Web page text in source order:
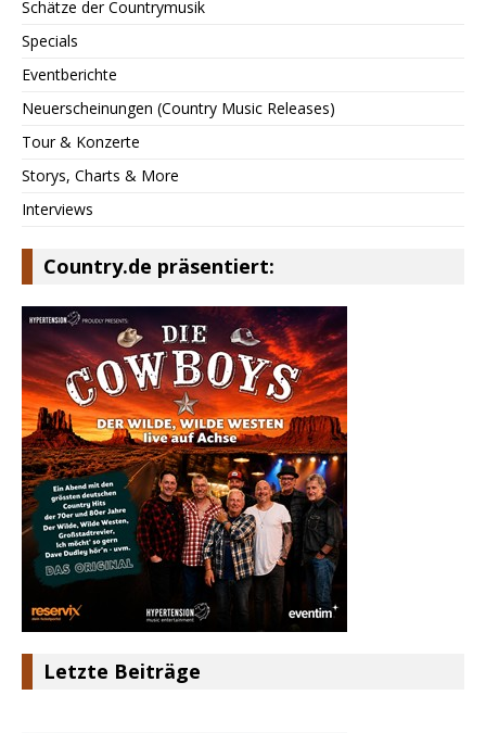
Schätze der Countrymusik
Specials
Eventberichte
Neuerscheinungen (Country Music Releases)
Tour & Konzerte
Storys, Charts & More
Interviews
Country.de präsentiert:
Letzte Beiträge